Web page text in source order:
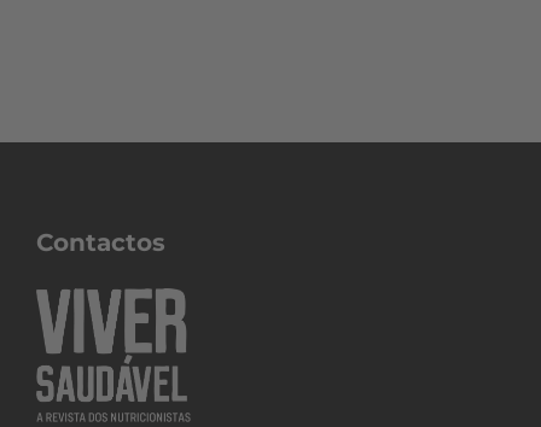
Contactos